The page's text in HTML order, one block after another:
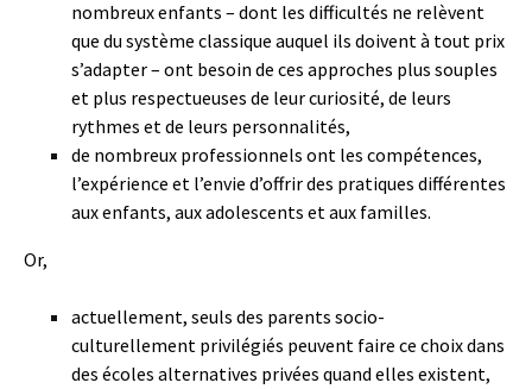
nombreux enfants – dont les difficultés ne relèvent
que du système classique auquel ils doivent à tout prix
s’adapter – ont besoin de ces approches plus souples
et plus respectueuses de leur curiosité, de leurs
rythmes et de leurs personnalités,
de nombreux professionnels ont les compétences,
l’expérience et l’envie d’offrir des pratiques différentes
aux enfants, aux adolescents et aux familles.
Or,
actuellement, seuls des parents socio-
culturellement privilégiés peuvent faire ce choix dans
des écoles alternatives privées quand elles existent,